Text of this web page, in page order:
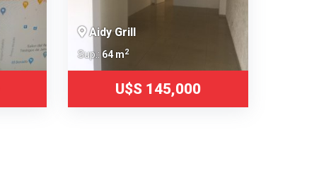
Aidy Grill
Sup.: 64 m2
U$S 145,000